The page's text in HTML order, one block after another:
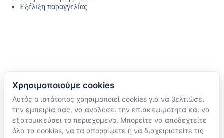
Εξέλιξη παραγγελίας
Ακολουθήστε μας
TikTok
Instagram
Χρησιμοποιούμε cookies
Αυτός ο ιστότοπος χρησιμοποιεί cookies για να βελτιώσει
την εμπειρία σας, να αναλύσει την επισκεψιμότητα και να
εξατομικεύσει το περιεχόμενο. Μπορείτε να αποδεχτείτε
όλα τα cookies, να τα απορρίψετε ή να διαχειριστείτε τις